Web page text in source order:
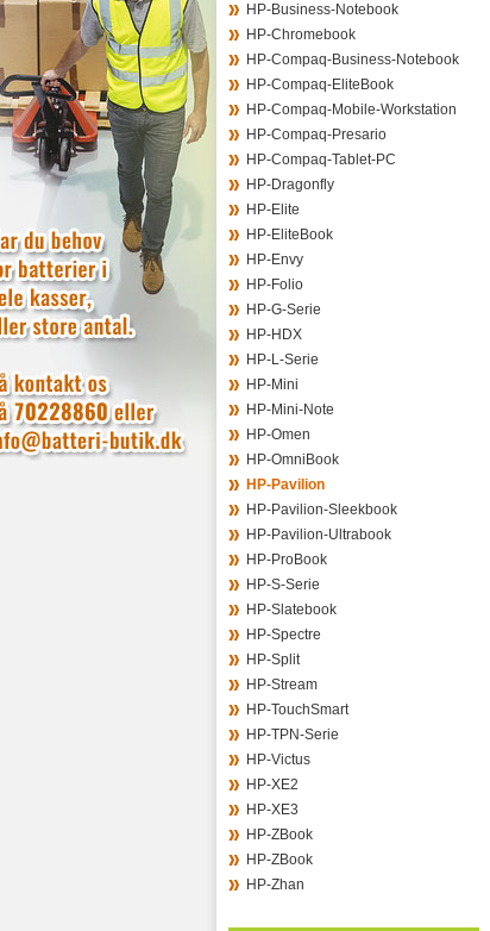
HP-Business-Notebook
HP-Chromebook
HP-Compaq-Business-Notebook
HP-Compaq-EliteBook
HP-Compaq-Mobile-Workstation
HP-Compaq-Presario
HP-Compaq-Tablet-PC
HP-Dragonfly
HP-Elite
HP-EliteBook
HP-Envy
HP-Folio
HP-G-Serie
HP-HDX
HP-L-Serie
HP-Mini
HP-Mini-Note
HP-Omen
HP-OmniBook
HP-Pavilion
HP-Pavilion-Sleekbook
HP-Pavilion-Ultrabook
HP-ProBook
HP-S-Serie
HP-Slatebook
HP-Spectre
HP-Split
HP-Stream
HP-TouchSmart
HP-TPN-Serie
HP-Victus
HP-XE2
HP-XE3
HP-ZBook
HP-ZBook
HP-Zhan